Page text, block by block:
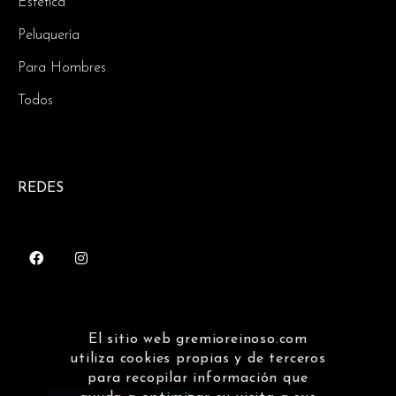
Peluquería
Para Hombres
Todos
REDES
El sitio web gremioreinoso.com
utiliza cookies propias y de terceros
para recopilar información que